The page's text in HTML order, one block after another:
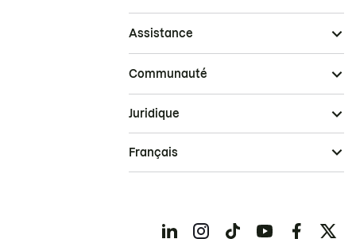
Assistance
Communauté
Juridique
Français